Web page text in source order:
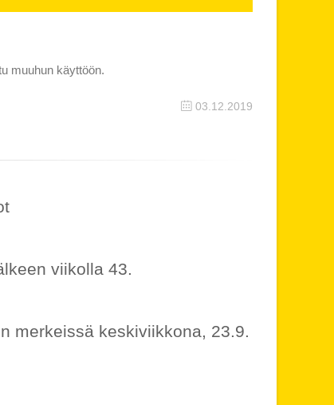
muuhun käyttöön.
03.12.2019
viikolla 43.
merkeissä keskiviikkona, 23.9.